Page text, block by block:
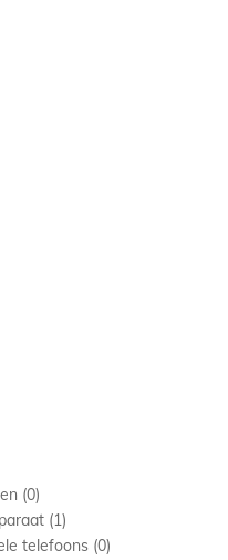
(0)
(1)
telefoons (0)